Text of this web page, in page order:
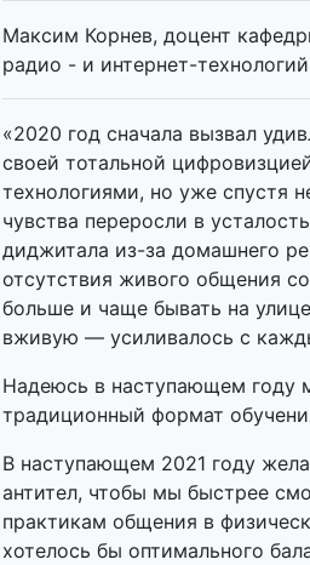
Максим Корнев, доцент
радио - и интернет-
«2020 год сначала вызвал
своей тотальной
технологиями, но уже спустя
чувства переросли в
диджитала из-за домашнего
отсутствия живого общения
больше и чаще бывать на
вживую — усиливалось с
Надеюсь в наступающем году
традиционный формат
В наступающем 2021 году
антител, чтобы мы быстрее
практикам общения в
хотелось бы оптимального